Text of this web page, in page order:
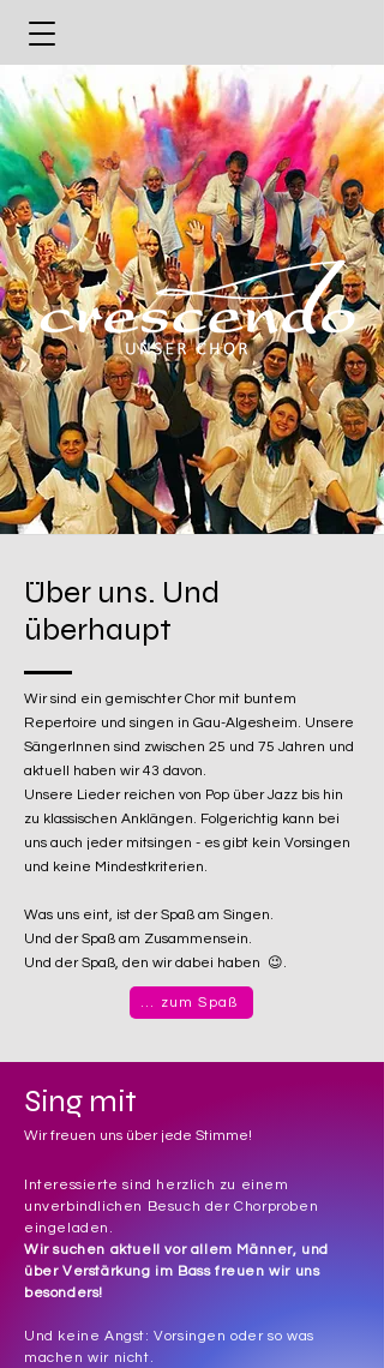
Über uns. Und
überhaupt
Wir sind ein gemischter Chor mit buntem
Repertoire und singen in Gau-Algesheim. Unsere
SängerInnen sind zwischen 25 und 75 Jahren und
aktuell haben wir 43 davon.
Unsere Lieder reichen von Pop über Jazz bis hin
zu klassischen Anklängen. Folgerichtig kann bei
uns auch jeder mitsingen - es gibt kein Vorsingen
und keine Mindestkriterien.
Was uns eint, ist der Spaß am Singen.
Und der Spaß am Zusammensein.
Und der Spaß, den wir dabei haben 😉.
... zum Spaß
Sing mit
Wir freuen uns über jede Stimme!
Interessierte sind herzlich zu einem
unverbindlichen Besuch der Chorproben
eingeladen.
Wir suchen aktuell vor allem Männer, und
über Verstärkung im Bass freuen wir uns
besonders!
Und keine Angst: Vorsingen oder so was
machen wir nicht.